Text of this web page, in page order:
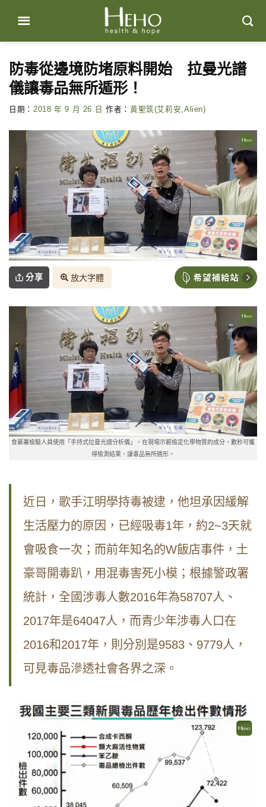
content
防毒從邊境防堵原料開始 拉曼光譜
儀讓毒品無所遁形！
日期： 2018 年 9 月 26 日 作者： 黃聖筑(艾莉安,Alien)
分享 放大字體
食藥署檢驗人員使用「手持式拉曼光譜分析儀」，在現場示範檢定化學物質的成分，數秒可獲
得檢測結果，讓毒品無所遁形。
近日，歌手江明學持毒被逮，他坦承因緩解
生活壓力的原因，已經吸毒1年，約2~3天就
會吸食一次；而前年知名的W飯店事件，土
豪哥開毒趴，用混毒害死小模；根據警政署
統計，全國涉毒人數2016年為58707人、
2017年是64047人，而青少年涉毒人口在
2016和2017年，則分別是9583、9779人，
可見毒品滲透社會各界之深。